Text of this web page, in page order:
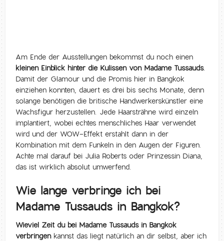
Am Ende der Ausstellungen bekommst du noch einen
kleinen Einblick hinter die Kulissen von Madame Tussauds.
Damit der Glamour und die Promis hier in Bangkok
einziehen konnten, dauert es drei bis sechs Monate, denn
solange benötigen die britische Handwerkerskünstler eine
Wachsfigur herzustellen. Jede Haarsträhne wird einzeln
implantiert, wobei echtes menschliches Haar verwendet
wird und der WOW-Effekt erstahlt dann in der
Kombination mit dem Funkeln in den Augen der Figuren.
Achte mal darauf bei Julia Roberts oder Prinzessin Diana,
das ist wirklich absolut umwerfend.
Wie lange verbringe ich bei
Madame Tussauds in Bangkok?
Wieviel Zeit du bei Madame Tussauds in Bangkok
verbringenkannst das liegt natürlich an dir selbst, aber ich